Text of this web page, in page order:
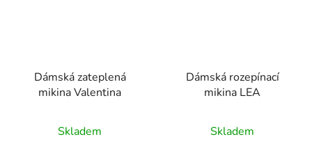
Dámská zateplená
mikina Valentina
Skladem
Dámská rozepínací
mikina LEA
Skladem